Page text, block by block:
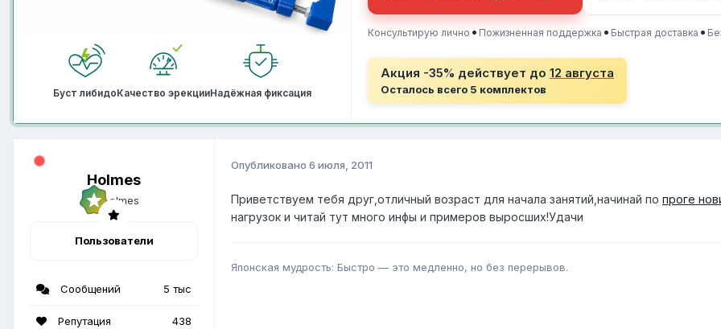
Буст либидоКачество эрекцииНадёжная фиксация
Консультирую лично • Пожизненная поддержка • Быстрая доставка •
Акция -35% действует до 12 августа
Осталось всего 5 комплектов
Holmes
Пользователи
Сообщений 5 тыс
Репутация 438
Опубликовано 6 июля, 2011
Приветствуем тебя друг,отличный возраст для начала занятий,начинай по проге
нагрузок и читай тут много инфы и примеров выросших!Удачи
Японская мудрость: Быстро — это медленно, но без перерывов.